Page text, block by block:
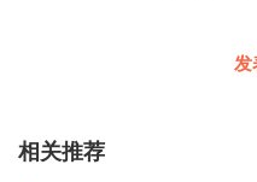
发
相关推荐